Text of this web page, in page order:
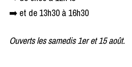
➡️ et de 13h30 à 16h30
Ouverts les samedis 1er et 15 août.